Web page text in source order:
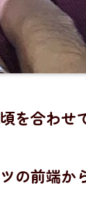
を合わせ
の前端か